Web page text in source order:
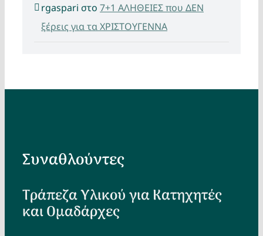
rgaspari στο 7+1 ΑΛΗΘΕΙΕΣ που ΔΕΝ
ξέρεις για τα ΧΡΙΣΤΟΥΓΕΝΝΑ
Συναθλούντες
Τράπεζα Υλικού για Κατηχητές
και Ομαδάρχες